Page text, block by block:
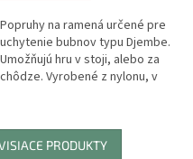
Popruhy na ramená určené pre
uchytenie bubnov typu Djembe.
Umožňujú hru v stoji, alebo za
chôdze. Vyrobené z nylonu, v
PRODUKTY